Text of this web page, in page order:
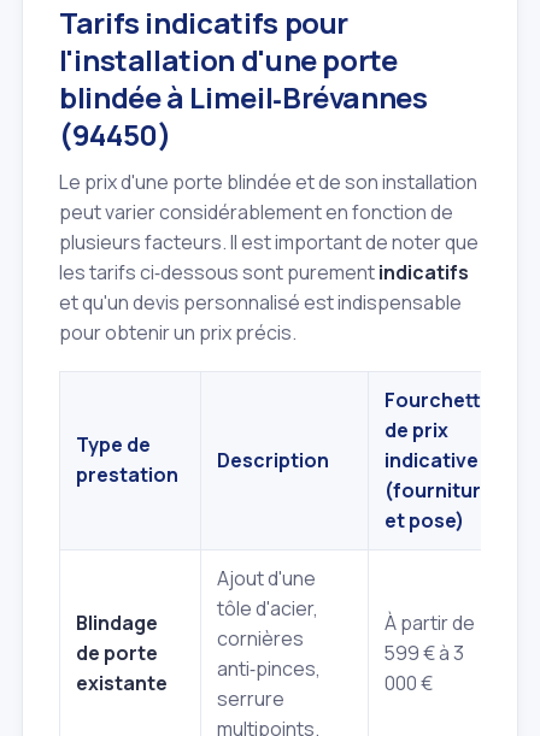
Tarifs indicatifs pour
l'installation d'une porte
blindée à Limeil‑Brévannes
(94450)
Le prix d'une porte blindée et de son installation
peut varier considérablement en fonction de
plusieurs facteurs. Il est important de noter que
les tarifs ci‑dessous sont purementindicatifs
et qu'un devis personnalisé est indispensable
pour obtenir un prix précis.
Type de
prestation
Description
Fourchette
de prix
indicative
(fourniture
et pose)
Blindage
de porte
existante
Ajout d'une
tôle d'acier,
cornières
anti‑pinces,
serrure
multipoints.
À partir de
599 € à 3
000 €